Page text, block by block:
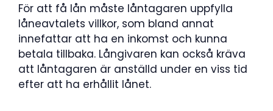
För att få lån måste låntagaren uppfylla
låneavtalets villkor, som bland annat
innefattar att ha en inkomst och kunna
betala tillbaka. Långivaren kan också kräva
att låntagaren är anställd under en viss tid
efter att ha erhållit lånet.